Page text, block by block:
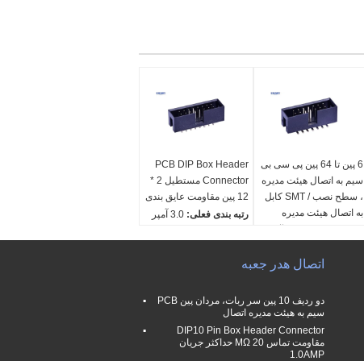
PCB DIP Box Header
Connector مستطیل 2 *
12 پین مقاومت عایق بندی
رتبه بندی فعلی: 3.0 آمپر
ولتاژ قابل تحمل:
مقاومت عایق::
حداقل
1000MΩ
6 پین تا 64 پین پی سی بی
سیم به اتصال هیئت مدیره
، سطح نصب / SMT کابل
به اتصال هیئت مدیره
مقاومت عایق::حداقل
اتصال هدر جعبه
دو ردیف 10 پین سر ربات، مردان پین PCB
سیم به هیئت مدیره اتصال
DIP10 Pin Box Header Connector
مقاومت تماس 20 MΩ حداکثر جریان
1.0AMP